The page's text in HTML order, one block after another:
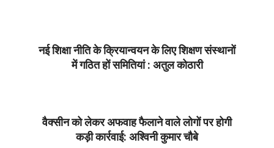
नई शिक्षा नीति के क्रियान्वयन के लिए शिक्षण संस्थानों
में गठित हों समितियां : अतुल कोठारी
वैक्सीन को लेकर अफवाह फैलाने वाले लोगों पर होगी
कड़ी कार्रवाई: अश्विनी कुमार चौबे